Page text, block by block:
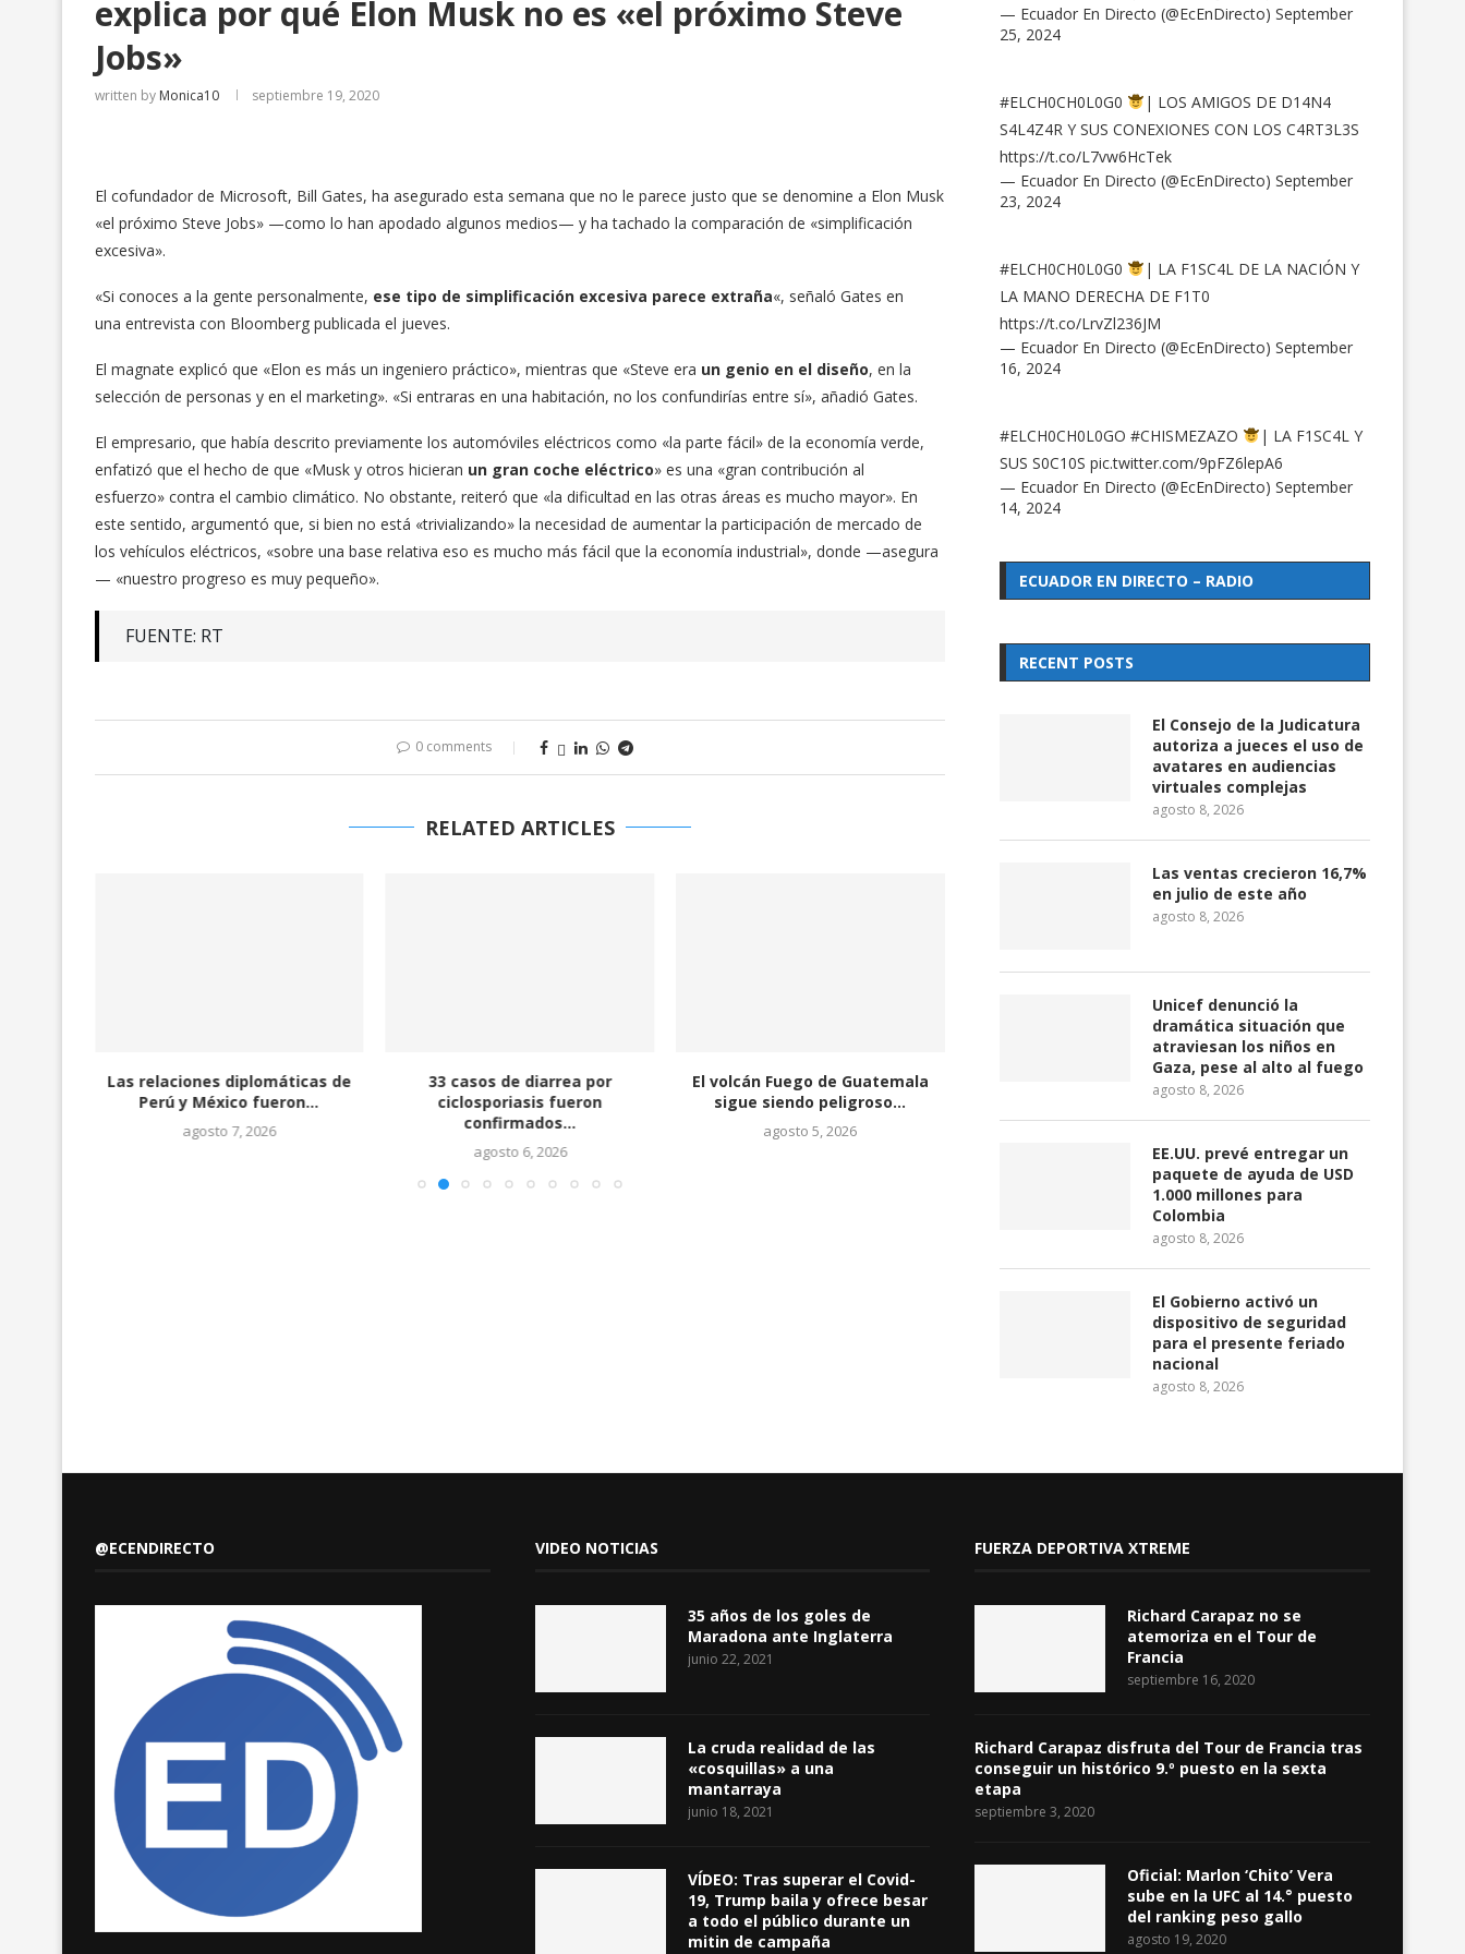
explica por qué Elon Musk no es «el próximo Steve
Jobs»
written by Monica10 septiembre 19, 2020
El cofundador de Microsoft, Bill Gates, ha asegurado esta semana que no le parece justo que se denomine a Elon Musk
«el próximo Steve Jobs» —como lo han apodado algunos medios— y ha tachado la comparación de «simplificación
excesiva».
«Si conoces a la gente personalmente, ese tipo de simplificación excesiva parece extraña«, señaló Gates en
una entrevista con Bloomberg publicada el jueves.
El magnate explicó que «Elon es más un ingeniero práctico», mientras que «Steve era un genio en el diseño, en la
selección de personas y en el marketing». «Si entraras en una habitación, no los confundirías entre sí», añadió Gates.
El empresario, que había descrito previamente los automóviles eléctricos como «la parte fácil» de la economía verde,
enfatizó que el hecho de que «Musk y otros hicieran un gran coche eléctrico» es una «gran contribución al
esfuerzo» contra el cambio climático. No obstante, reiteró que «la dificultad en las otras áreas es mucho mayor». En
este sentido, argumentó que, si bien no está «trivializando» la necesidad de aumentar la participación de mercado de
los vehículos eléctricos, «sobre una base relativa eso es mucho más fácil que la economía industrial», donde —asegura
— «nuestro progreso es muy pequeño».
FUENTE: RT
0 comments
RELATED ARTICLES
Las relaciones diplomáticas de
Perú y México fueron...
agosto 7, 2026
33 casos de diarrea por
ciclosporiasis fueron
confirmados...
agosto 6, 2026
El volcán Fuego de Guatemala
sigue siendo peligroso...
agosto 5, 2026
Un «terreno más firme»
comienza a presentarse en...
Papa León XIV comunica
— Ecuador En Directo (@EcEnDirecto) September
25, 2024
#ELCH0CH0L0G0
| LOS AMIGOS DE D14N4
S4L4Z4R Y SUS CONEXIONES CON LOS C4RT3L3S
https://t.co/L7vw6HcTek
— Ecuador En Directo (@EcEnDirecto) September
23, 2024
#ELCH0CH0L0G0
| LA F1SC4L DE LA NACIÓN Y
LA MANO DERECHA DE F1T0
https://t.co/LrvZl236JM
— Ecuador En Directo (@EcEnDirecto) September
16, 2024
#ELCH0CH0L0GO #CHISMEZAZO
| LA F1SC4L Y
SUS S0C10S pic.twitter.com/9pFZ6lepA6
— Ecuador En Directo (@EcEnDirecto) September
14, 2024
ECUADOR EN DIRECTO – RADIO
RECENT POSTS
El Consejo de la Judicatura
autoriza a jueces el uso de
avatares en audiencias
virtuales complejas
agosto 8, 2026
Las ventas crecieron 16,7%
en julio de este año
agosto 8, 2026
Unicef denunció la
dramática situación que
atraviesan los niños en
Gaza, pese al alto al fuego
agosto 8, 2026
EE.UU. prevé entregar un
paquete de ayuda de USD
1.000 millones para
Colombia
agosto 8, 2026
El Gobierno activó un
dispositivo de seguridad
para el presente feriado
nacional
agosto 8, 2026
@ECENDIRECTO VIDEO NOTICIAS
35 años de los goles de
Maradona ante Inglaterra
junio 22, 2021
La cruda realidad de las
«cosquillas» a una
mantarraya
junio 18, 2021
VÍDEO: Tras superar el Covid-
19, Trump baila y ofrece besar
a todo el público durante un
mitin de campaña
FUERZA DEPORTIVA XTREME
Richard Carapaz no se
atemoriza en el Tour de
Francia
septiembre 16, 2020
Richard Carapaz disfruta del Tour de Francia tras
conseguir un histórico 9.º puesto en la sexta
etapa
septiembre 3, 2020
Oficial: Marlon ‘Chito’ Vera
sube en la UFC al 14.° puesto
del ranking peso gallo
agosto 19, 2020